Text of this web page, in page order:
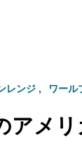
レンジ ワール
アメ